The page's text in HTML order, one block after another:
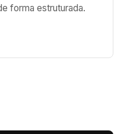
forma estruturada.